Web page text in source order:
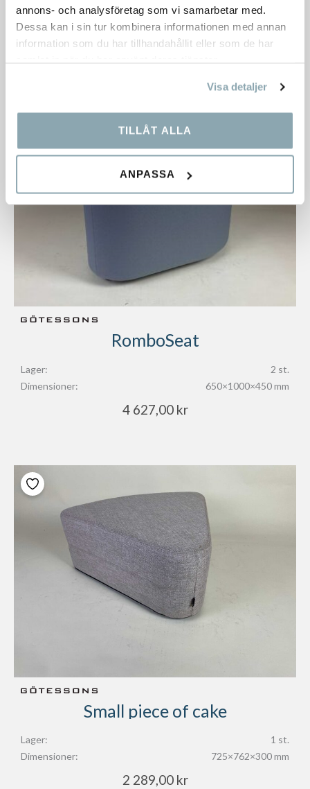
annons- och analysföretag som vi samarbetar med.
Dessa kan i sin tur kombinera informationen med annan
information som du har tillhandahållit eller som de har
Visa detaljer
TILLÅT ALLA
ANPASSA
Dimensioner:
745×945×460 mm
5 008,00kr
RomboSeat
Lager:
2 st.
Dimensioner:
650×1000×450 mm
4 627,00 kr
Small piece of cake
Lager:
1 st.
Dimensioner:
725×762×300 mm
2 289,00 kr